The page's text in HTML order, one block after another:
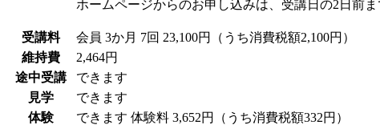
ホームページからのお申し込みは、受講日の2日前ま
受講料 会員 3か月 7回 23,100円（うち消費税額2,100円）
維持費
2,464円
途中受講
できます
見学
できます
体験
できます 体験料 3,652円（うち消費税額332円）